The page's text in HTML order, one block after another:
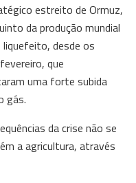
estreito de Ormuz,
da produção mundial
desde os
que
uma forte subida
gás.
da crise não se
a agricultura, através